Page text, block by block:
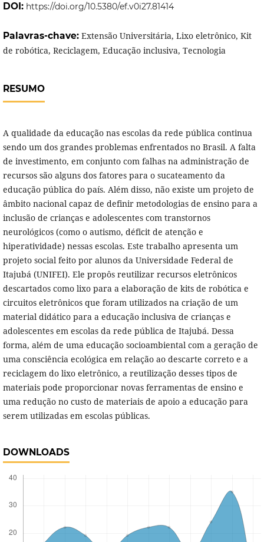
DOI: https://doi.org/10.5380/ef.v0i27.81414
Palavras-chave: Extensão Universitária, Lixo eletrônico, Kit
de robótica, Reciclagem, Educação inclusiva, Tecnologia
RESUMO
A qualidade da educação nas escolas da rede pública continua
sendo um dos grandes problemas enfrentados no Brasil. A falta
de investimento, em conjunto com falhas na administração de
recursos são alguns dos fatores para o sucateamento da
educação pública do país. Além disso, não existe um projeto de
âmbito nacional capaz de definir metodologias de ensino para a
inclusão de crianças e adolescentes com transtornos
neurológicos (como o autismo, déficit de atenção e
hiperatividade) nessas escolas. Este trabalho apresenta um
projeto social feito por alunos da Universidade Federal de
Itajubá (UNIFEI). Ele propôs reutilizar recursos eletrônicos
descartados como lixo para a elaboração de kits de robótica e
circuitos eletrônicos que foram utilizados na criação de um
material didático para a educação inclusiva de crianças e
adolescentes em escolas da rede pública de Itajubá. Dessa
forma, além de uma educação socioambiental com a geração de
uma consciência ecológica em relação ao descarte correto e a
reciclagem do lixo eletrônico, a reutilização desses tipos de
materiais pode proporcionar novas ferramentas de ensino e
uma redução no custo de materiais de apoio a educação para
serem utilizadas em escolas públicas.
DOWNLOADS